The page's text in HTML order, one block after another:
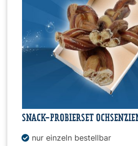
SNACK-PROBIERSET
nur einzeln bestellbar